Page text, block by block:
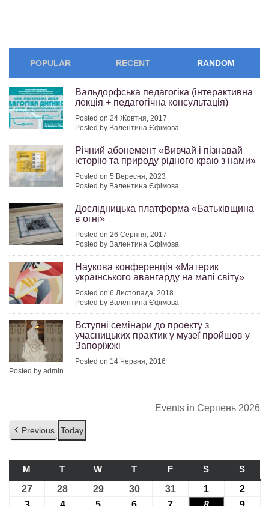
POPULAR RECENT RANDOM
Вальдорфська педагогіка (інтерактивна
лекція + педагогічна консультація)
Posted on 24 Жовтня, 2017
Posted by Валентина Єфімова
Річний абонемент «Вивчай і пізнавай
історію та природу рідного краю з нами»
Posted on 5 Вересня, 2023
Posted by Валентина Єфімова
Дослідницька платформа «Батьківщина
в огні»
Posted on 26 Серпня, 2017
Posted by Валентина Єфімова
Наукова конференція «Материк
українського авангарду на мапі світу»
Posted on 6 Листопада, 2018
Posted by Валентина Єфімова
Вступні семінари до проекту з
учасницьких практик у музеї пройшов у
Запоріжжі
Posted on 14 Червня, 2016
Posted by admin
Events in Серпень 2026
Previous Today
M ПОНЕДІЛОК
T ВІВТОРОК
W СЕРЕДА
TЧЕТВЕР
FП’ЯТНИЦЯ
S СУБОТА
S
27 27.07.2026
28 28.07.2026
2929.07.2026
3030.07.2026
3131.07.2026
1 01.08.2026
2